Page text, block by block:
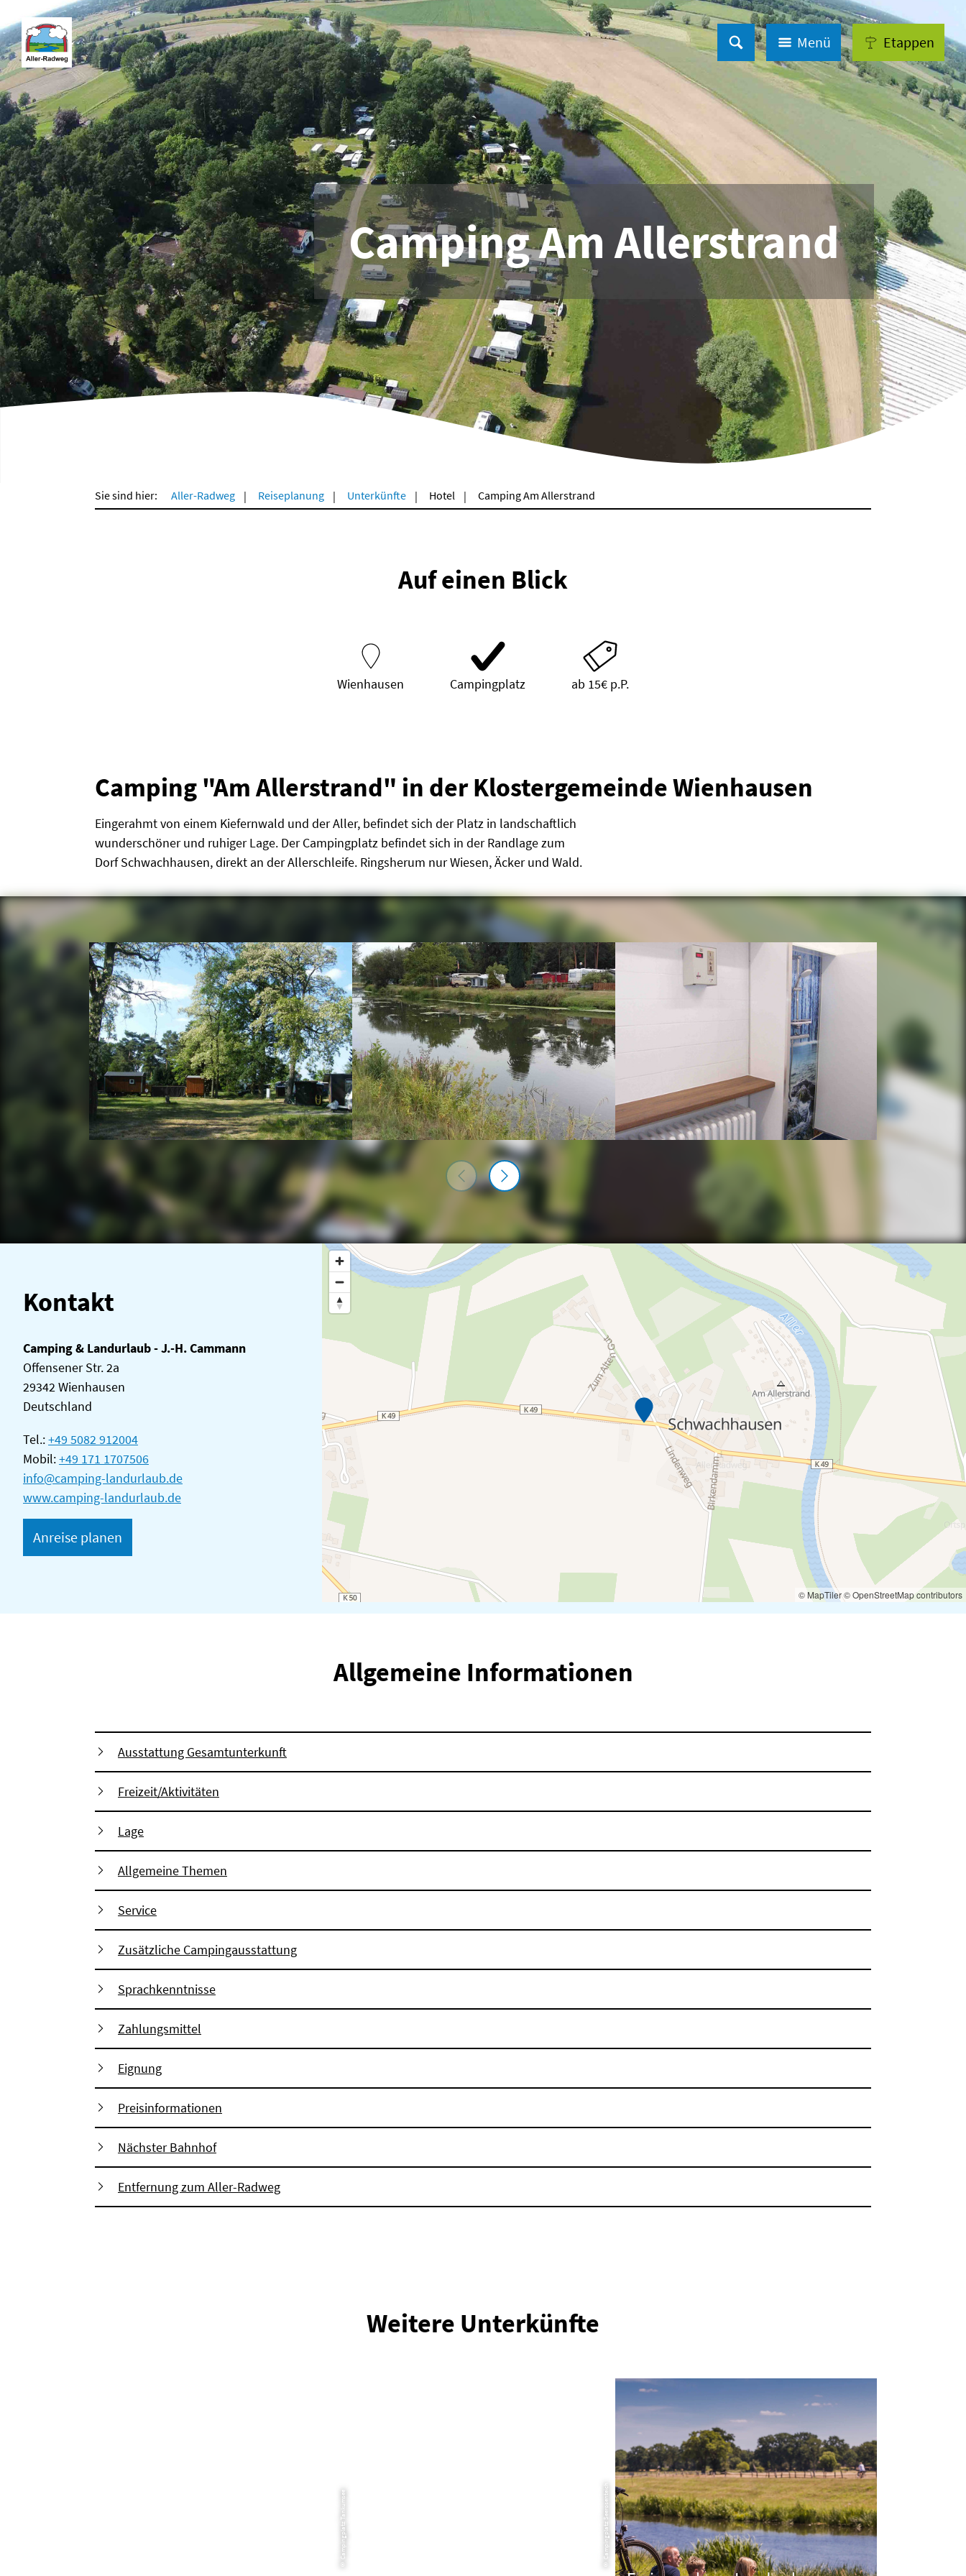
Menü Etappen
Camping Am Allerstrand
Sie sind hier: Aller-Radweg Reiseplanung Unterkünfte Hotel Camping Am Allerstrand
Auf einen Blick
Wienhausen Campingplatz ab 15€ p.P.
Camping "Am Allerstrand" in der Klostergemeinde Wienhausen
Eingerahmt von einem Kiefernwald und der Aller, befindet sich der Platz in landschaftlich
wunderschöner und ruhiger Lage. Der Campingplatz befindet sich in der Randlage zum
Dorf Schwachhausen, direkt an der Allerschleife. Ringsherum nur Wiesen, Äcker und Wald.
Kontakt
Camping & Landurlaub - J.-H. Cammann
Offensener Str. 2a
29342 Wienhausen
Deutschland
Tel.:+49 5082 912004
Mobil:+49 171 1707506
info@camping-landurlaub.de
www.camping-landurlaub.de
Anreise planen
© MapTiler© OpenStreetMap contributors
Allgemeine Informationen
Ausstattung Gesamtunterkunft
Freizeit/Aktivitäten
Lage
Allgemeine Themen
Service
Zusätzliche Campingausstattung
Sprachkenntnisse
Zahlungsmittel
Eignung
Preisinformationen
Nächster Bahnhof
Entfernung zum Aller-Radweg
Weitere Unterkünfte
© Campingplatz Tankumsee © Campingplatz Seerosenteich